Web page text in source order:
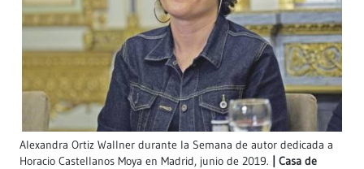
Alexandra Ortiz Wallner durante la Semana de autor dedicada a
Horacio Castellanos Moya en Madrid, junio de 2019.
Casa de